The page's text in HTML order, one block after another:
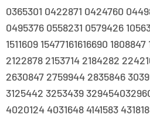
0365301 0422871 0424760
0495376 0558231 0579426
1511609 15477161616690
2122878 2153714 2184282
2630847 2759944 2835846
3125442 3253439
4020124 4031648 4141583